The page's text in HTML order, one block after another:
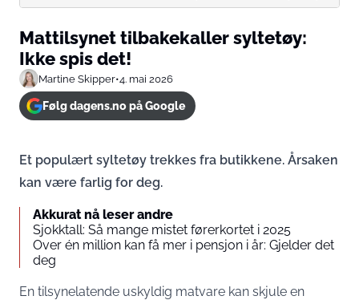
Mattilsynet tilbakekaller syltetøy:
Ikke spis det!
Martine Skipper•4. mai 2026
Følg dagens.no på Google
Et populært syltetøy trekkes fra butikkene. Årsaken
kan være farlig for deg.
Akkurat nå leser andre
Sjokktall: Så mange mistet førerkortet i 2025
Over én million kan få mer i pensjon i år: Gjelder det
deg
En tilsynelatende uskyldig matvare kan skjule en